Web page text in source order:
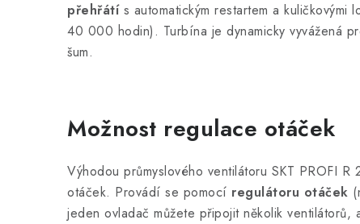
přehřátís automatickým restartem a kuličkovými
40 000 hodin). Turbína je dynamicky vyvážená
šum.
Možnost regulace otáček
Výhodou průmyslového ventilátoru SKT PROFI
otáček. Provádí se pomocí regulátoru otáček
jeden ovladač můžete připojit několik ventilátorů,